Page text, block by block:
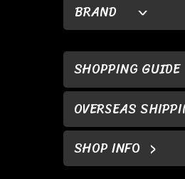
BRAND
SHOPPING GUIDE
OVERSEAS
SHOP INFO